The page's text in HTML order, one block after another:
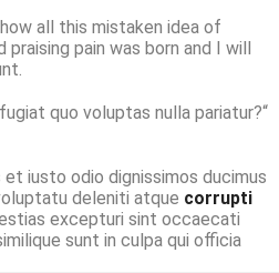
all this mistaken idea of
praising pain was born and I will
quo voluptas nulla pariatur?“
iusto odio dignissimos ducimus
deleniti atque corrupti
excepturi sint occaecati
sunt in culpa qui officia